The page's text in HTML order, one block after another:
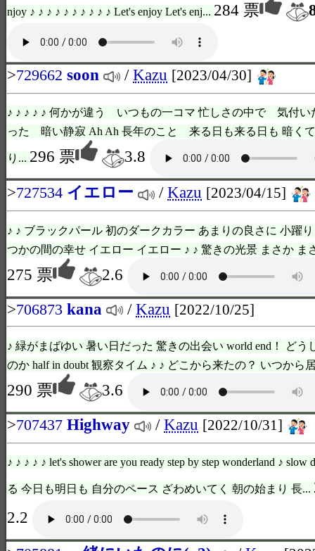
njoy ♪ ♪ ♪ ♪ ♪ ♪ ♪ ♪ ♪ ♪ Let's enjoy Let's enj... 284 票
>729662 soon /Kazu [2023/04/30]
♪ ♪ ♪ ♪ ♪ 何かが違う いつもの一コマ 忙しさの中で 気付い
った 暗い静寂 Ah Ah 長年のこと 来る日も来る日も 暗
り... 296 票
3.8
>727534 イエロー /Kazu [2023/04/15]
♪ ♪ ブラックパール 初のダークカラー あまりの良さに 小躍
つかの間の幸せ イエロー イエロー ♪ ♪ 驚きの光景 まさか ま
275 票
2.6
>706873 kana /Kazu [2022/10/25]
♪ 緑がまばゆい 暑い日だった 驚きの出会い world end！ どう
のか half in doubt 観察タイム ♪ ♪ どこから来たの？ いつから
290 票
3.6
>707437 Highway /Kazu [2022/10/31]
♪ ♪ ♪ ♪ ♪ let's shower are you ready step by step wonderland ♪
る 今日も明日も 自分のペース ざわめいてく 朝の始まり 長...
2.2